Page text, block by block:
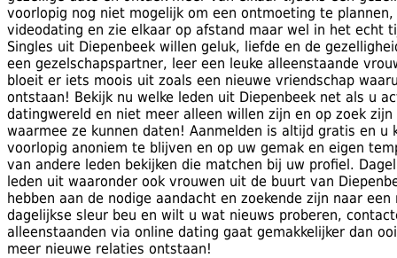
voorlopig nog niet mogelijk om een ontmoeting te
videodating en zie elkaar op afstand maar wel in het echt
Singles uit Diepenbeek willen geluk, liefde en de
een gezelschapspartner, leer een leuke alleenstaande
bloeit er iets moois uit zoals een nieuwe vriendschap
ontstaan! Bekijk nu welke leden uit Diepenbeek net als u
datingwereld en niet meer alleen willen zijn en op zoek
waarmee ze kunnen daten! Aanmelden is altijd gratis en u
voorlopig anoniem te blijven en op uw gemak en eigen
van andere leden bekijken die matchen bij uw profiel.
leden uit waaronder ook vrouwen uit de buurt van
hebben aan de nodige aandacht en zoekende zijn naar
dagelijkse sleur beu en wilt u wat nieuws proberen,
alleenstaanden via online dating gaat gemakkelijker dan
meer nieuwe relaties ontstaan!